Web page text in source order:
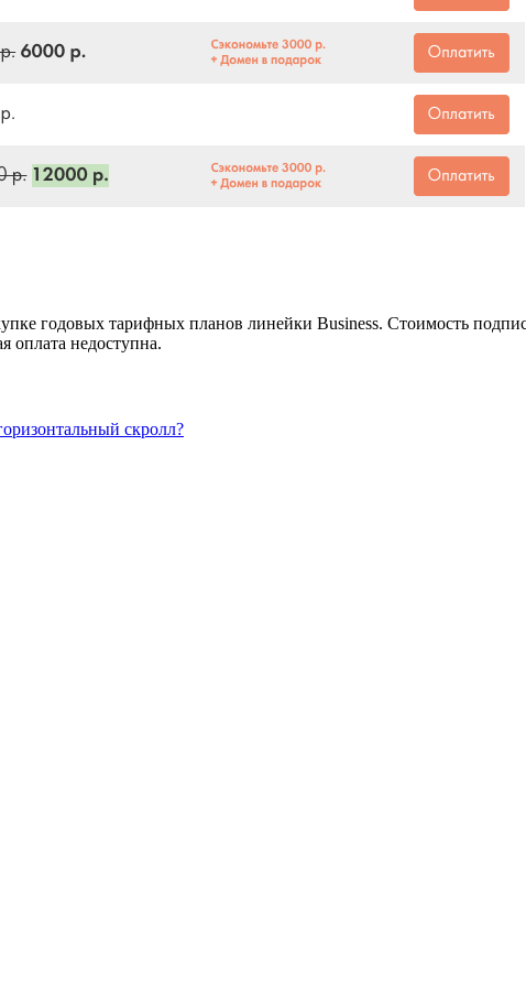
годовых тарифных планов линейки Business. Стоимость
оплата недоступна.
скролл?